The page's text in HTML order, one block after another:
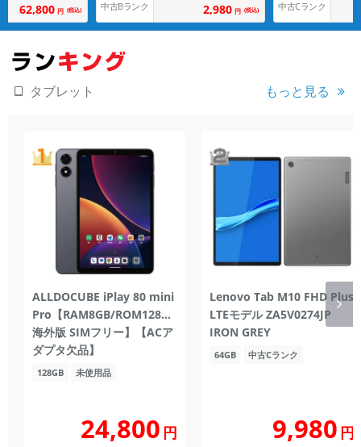
62,800 円 (税込) 中古Bランク 2,980 円 (税込) 中古Cランク
タブレット もっと見る
ALLDOCUBE iPlay 80 mini
Pro【RAM8GB/ROM128GB/
海外版 SIMフリー】【ACア
ダプタ欠品】
128GB 未使用品
24,800円
Lenovo Tab M10 FHD Plus
LTEモデル ZA5V0274JP
IRON GREY
64GB 中古Cランク
9,980円